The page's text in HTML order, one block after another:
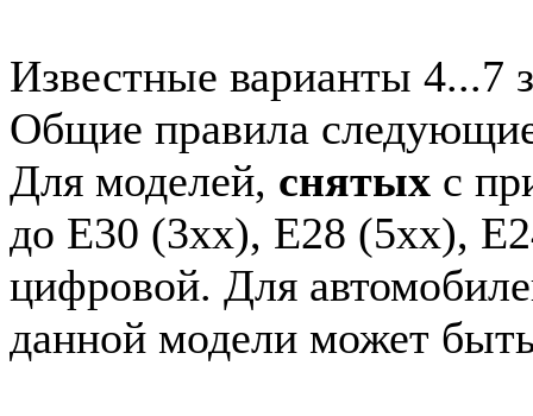
Известные варианты 4...7
Общие правила
Для моделей, снятых с
до E30 (3xx), E28 (5xx),
цифровой. Для
данной модели может